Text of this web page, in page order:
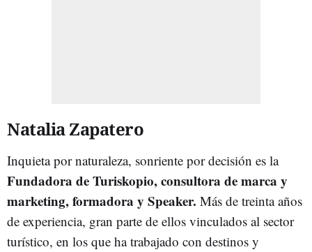
Natalia Zapatero
Inquieta por naturaleza, sonriente por decisión es la
Fundadora de Turiskopio,consultora de marca y
marketing, formadora y Speaker. Más de treinta años
de experiencia, gran parte de ellos vinculados al sector
turístico, en los que ha trabajado con destinos y